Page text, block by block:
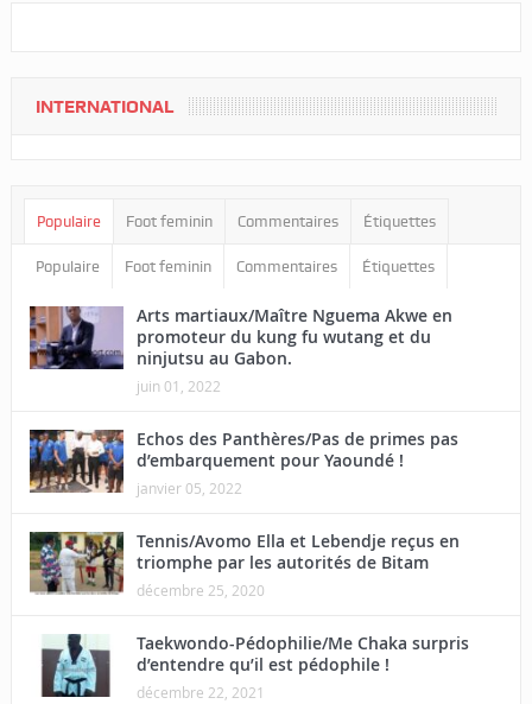
INTERNATIONAL
Populaire Foot feminin Commentaires Étiquettes
Populaire Foot feminin Commentaires Étiquettes
Arts martiaux/Maître Nguema Akwe en
promoteur du kung fu wutang et du
ninjutsu au Gabon.
juin 01, 2022
Echos des Panthères/Pas de primes pas
d’embarquement pour Yaoundé !
janvier 05, 2022
Tennis/Avomo Ella et Lebendje reçus en
triomphe par les autorités de Bitam
décembre 25, 2020
Taekwondo-Pédophilie/Me Chaka surpris
d’entendre qu’il est pédophile !
décembre 22, 2021